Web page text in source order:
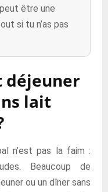
être une
si tu n’as pas
déjeuner
lait
n’est pas la faim :
Beaucoup de
ou un dîner sans